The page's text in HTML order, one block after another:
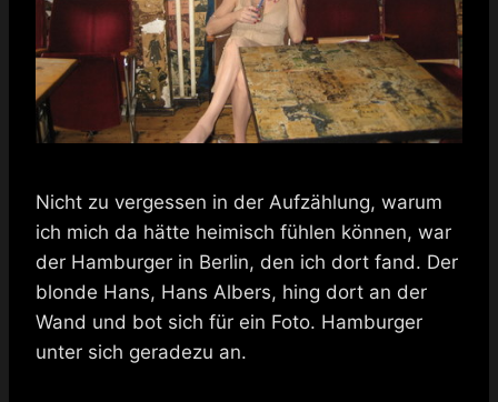
Nicht zu vergessen in der Aufzählung, warum
ich mich da hätte heimisch fühlen können, war
der Hamburger in Berlin, den ich dort fand. Der
blonde Hans, Hans Albers, hing dort an der
Wand und bot sich für ein Foto. Hamburger
unter sich geradezu an.